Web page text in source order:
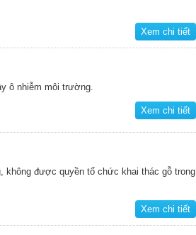
Xem chi tiết
ô nhiễm môi trường.
Xem chi tiết
không được quyền tổ chức khai thác gỗ trong
Xem chi tiết